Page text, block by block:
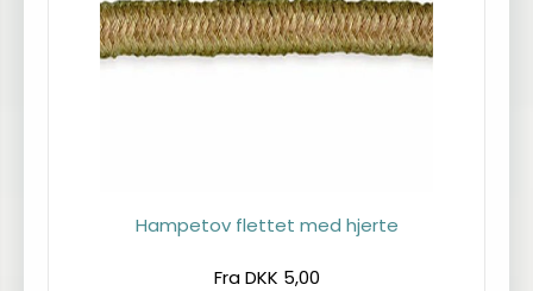
Hampetov flettet med hjerte
Fra DKK 5,00